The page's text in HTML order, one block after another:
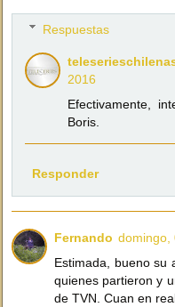
Respuestas
2016
Efectivamente,
Boris.
Responder
Fernando domingo,
Estimada, bueno su
quienes partieron y
de TVN. Cuan en